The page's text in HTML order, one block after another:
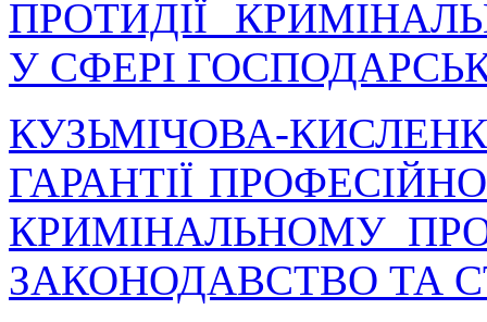
ПРОТИДІЇ
У СФЕРІ
КУЗЬМІЧОВА-
ГАРАНТІЇ
КРИМІНАЛЬНОМУ
ЗАКОНОДАВСТВО ТА